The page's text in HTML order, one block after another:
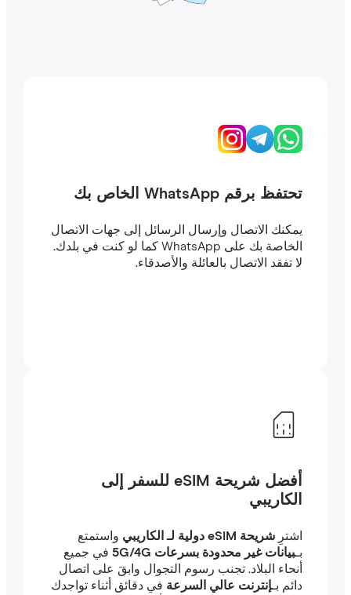
تحتفظ برقم WhatsApp الخاص بك
يمكنك الاتصال وإرسال الرسائل إلى جهات الاتصال
الخاصة بك على WhatsApp كما لو كنت في بلدك.
لا تفقد الاتصال بالعائلة والأصدقاء.
أفضل شريحة eSIM للسفر إلى
الكاريبي
شريحة eSIM دولية لـ الكاريبي
واستمتع
بيانات غير محدودة بسرعات 5G/4G
في جميع
أنحاء البلاد. تجنب رسوم التجوال وابقَ على اتصال
إنترنت عالي السرعةفي دقائق أثناء تواجدك